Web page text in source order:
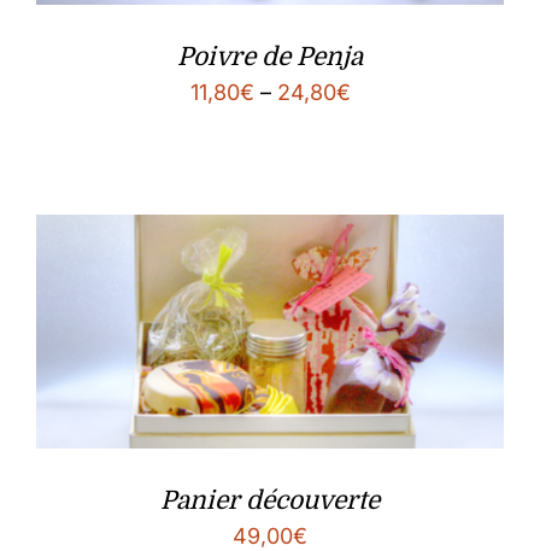
Poivre de Penja
11,80€ – 24,80€
Panier découverte
49,00€